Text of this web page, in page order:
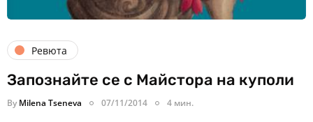
Ревюта
Запознайте се с Майстора на куполи
By Milena Tseneva 07/11/2014 4 мин.